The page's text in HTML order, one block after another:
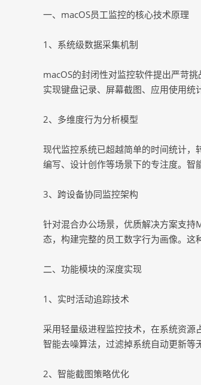
一、macOS员工监控的核心技术原理
1、系统级数据采集机制
macOS的封闭性对监控软件提出严苛
实现键盘记录、屏幕截图、应用使用统
2、多维度行为分析模型
现代监控系统已超越简单的时间统计
编写、设计创作等场景下的专注度。智
3、跨设备协同监控架构
针对混合办公场景，优质解决方案支
态，构建完整的员工数字行为画像。这
二、功能模块的深度实现
1、实时活动追踪技术
采用轻量级进程监控技术，在系统资源
智能去噪算法，过滤掉系统自动更新等
2、智能截图策略优化